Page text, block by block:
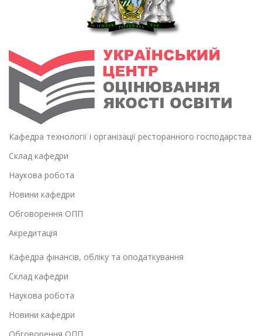
Кафедра технології і організації ресторанного господарства
Склад кафедри
Наукова робота
Новини кафедри
Обговорення ОПП
Акредитація
Кафедра фінансів, обліку та оподаткування
Склад кафедри
Наукова робота
Новини кафедри
Обговорення ОПП